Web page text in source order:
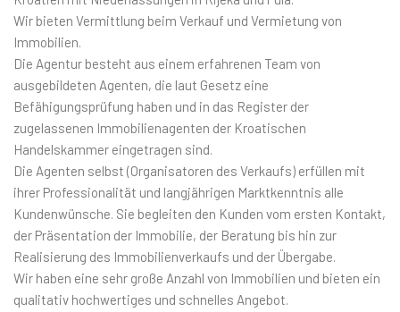
Wir bieten Vermittlung beim Verkauf und Vermietung von
Immobilien.
Die Agentur besteht aus einem erfahrenen Team von
ausgebildeten Agenten, die laut Gesetz eine
Befähigungsprüfung haben und in das Register der
zugelassenen Immobilienagenten der Kroatischen
Handelskammer eingetragen sind.
Die Agenten selbst (Organisatoren des Verkaufs) erfüllen mit
ihrer Professionalität und langjährigen Marktkenntnis alle
Kundenwünsche. Sie begleiten den Kunden vom ersten Kontakt,
der Präsentation der Immobilie, der Beratung bis hin zur
Realisierung des Immobilienverkaufs und der Übergabe.
Wir haben eine sehr große Anzahl von Immobilien und bieten ein
qualitativ hochwertiges und schnelles Angebot.